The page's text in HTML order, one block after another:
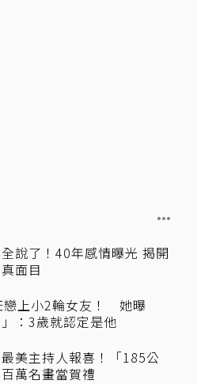
說了！40年感情曝光 揭開
面目
戀上小2輪女友！ 她曝
」：3歲就認定是他
最美主持人報喜！「185公
萬名畫當賀禮